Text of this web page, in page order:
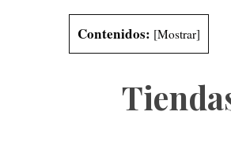
Contenidos: [Mostrar]